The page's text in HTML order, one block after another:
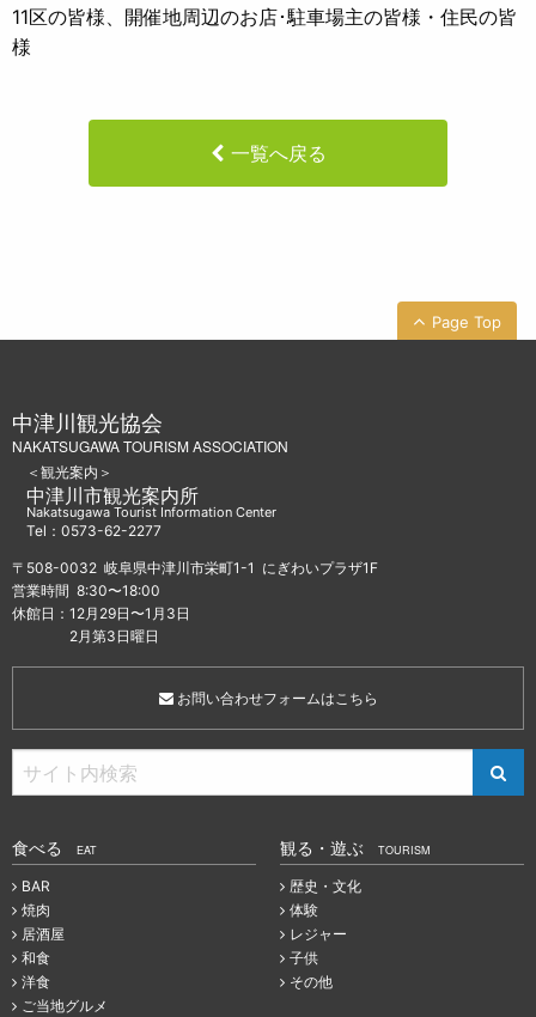
11区の皆様、開催地周辺のお店･駐車場主の皆様・住民の皆
様
一覧へ戻る
Page Top
中津川観光協会
NAKATSUGAWA TOURISM ASSOCIATION
＜観光案内＞
中津川市観光案内所
Nakatsugawa Tourist Information Center
Tel：0573-62-2277
〒508-0032 岐阜県中津川市栄町1-1 にぎわいプラザ1F
営業時間 8:30〜18:00
休館日：12月29日〜1月3日
2月第3日曜日
お問い合わせフォームはこちら
食べる EAT
BAR
焼肉
居酒屋
和食
洋食
ご当地グルメ
観る・遊ぶ TOURISM
歴史・文化
体験
レジャー
子供
その他